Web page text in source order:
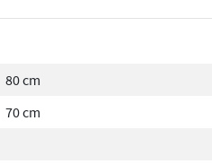
80 cm
70 cm